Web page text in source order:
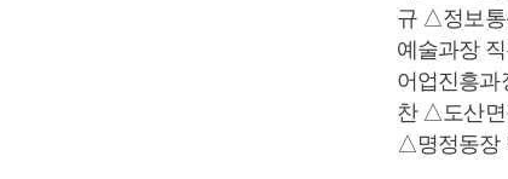
규 △정보통
예술과장
어업진흥
찬 △도산면
△명정동장